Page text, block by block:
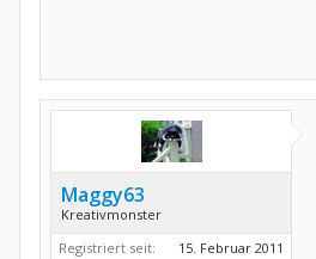
Maggy63
Kreativmonster
Registriert seit:
15. Februar 2011